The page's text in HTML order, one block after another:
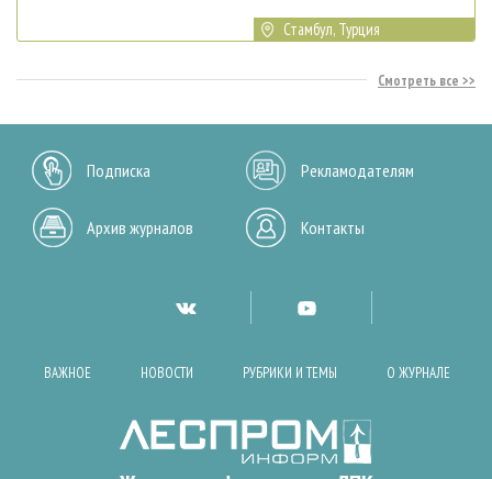
Стамбул, Турция
Смотреть все
Подписка Рекламодателям
Архив журналов Контакты
ВАЖНОЕ НОВОСТИ РУБРИКИ И ТЕМЫ О ЖУРНАЛЕ